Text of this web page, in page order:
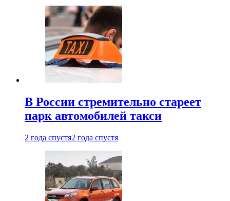
В России стремительно стареет
парк автомобилей такси
2 года спустя2 года спустя